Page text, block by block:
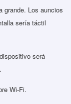
grande. Los auncios
sería táctil
será
Wi-Fi.